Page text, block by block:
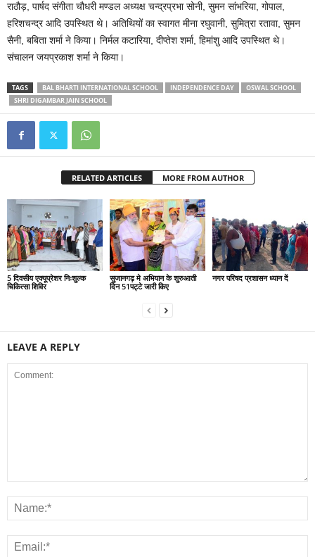
राठौड़, पार्षद संगीता चौधरी मण्डल अध्यक्ष चन्द्रप्रभा सोनी, सुमन सांभरिया, गोपाल,
हरिशचन्द्र आदि उपस्थित थे। अतिथियों का स्वागत मीना रघुवानी, सुमित्रा रतावा, सुमन
सैनी, बबिता शर्मा ने किया। निर्मल कटारिया, दीप्तेश शर्मा, हिमांशु आदि उपस्थित थे।
संचालन जयप्रकाश शर्मा ने किया।
TAGS BAL BHARTI INTERNATIONAL SCHOOL INDEPENDENCE DAY
OSWAL SCHOOL
SHRI DIGAMBAR JAIN SCHOOL
RELATED ARTICLES MORE FROM AUTHOR
5 दिवसीय एक्यूप्रेशर निःशुल्क
चिकित्सा शिविर
सुजानगढ़ मे अभियान के शुरुआती
दिन 51पट्टे जारी किए
नगर परिषद प्रशासन ध्यान दें
LEAVE A REPLY